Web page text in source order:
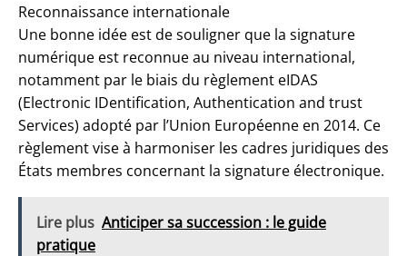
Reconnaissance internationale
Une bonne idée est de souligner que la signature
numérique est reconnue au niveau international,
notamment par le biais du règlement eIDAS
(Electronic IDentification, Authentication and trust
Services) adopté par l’Union Européenne en 2014. Ce
règlement vise à harmoniser les cadres juridiques des
États membres concernant la signature électronique.
Lire plus Anticiper sa succession : le guide
pratique